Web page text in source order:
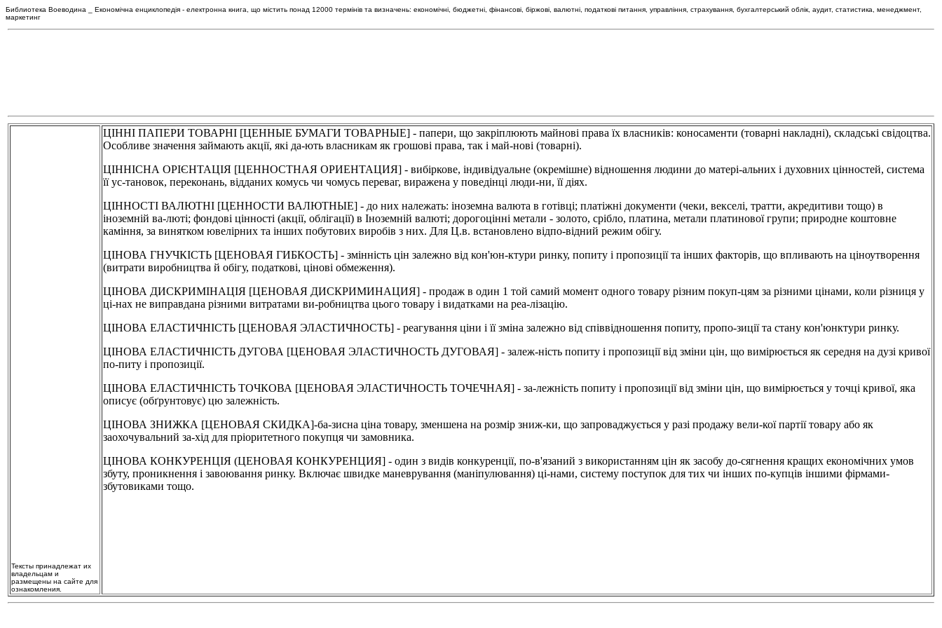
Библиотека Воеводина _ Економічна енциклопедія - електронна книга, що містить понад 12000 термінів та визначень: економічні, бюджетні, фінансові, біржові, валютні, податкові питання, управління, страхування, бухгалтерський облік, аудит, статистика, менеджмент,
маркетинг
Тексты принадлежат их
владельцам и
размещены на сайте для
ознакомления.
ЦІННІ ПАПЕРИ ТОВАРНІ [ЦЕННЫЕ БУМАГИ ТОВАРНЫЕ] - папери, що закріплюють майнові права їх власників: коносаменти (товарні накладні), складські свідоцтва.
Особливе значення займають акції, які да-ють власникам як грошові права, так і май-нові (товарні).
ЦІННІСНА ОРІЄНТАЦІЯ [ЦЕННОСТНАЯ ОРИЕНТАЦИЯ] - вибіркове, індивідуальне (окремішне) відношення людини до матері-альних і духовних цінностей, система
її ус-тановок, переконань, відданих комусь чи чомусь переваг, виражена у поведінці люди-ни, її діях.
ЦІННОСТІ ВАЛЮТНІ [ЦЕННОСТИ ВАЛЮТНЫЕ] - до них належать: іноземна валюта в готівці; платіжні документи (чеки, векселі, тратти, акредитиви тощо) в
іноземній ва-люті; фондові цінності (акції, облігації) в Іноземній валюті; дорогоцінні метали - золото, срібло, платина, метали платинової групи; природне коштовне
каміння, за винятком ювелірних та інших побутових виробів з них. Для Ц.в. встановлено відпо-відний режим обігу.
ЦІНОВА ГНУЧКІСТЬ [ЦЕНОВАЯ ГИБКОСТЬ] - змінність цін залежно від кон'юн-ктури ринку, попиту і пропозиції та інших факторів, що впливають на ціноутворення
(витрати виробництва й обігу, податкові, цінові обмеження).
ЦІНОВА ДИСКРИМІНАЦІЯ [ЦЕНОВАЯ ДИСКРИМИНАЦИЯ] - продаж в один 1 той самий момент одного товару різним покуп-цям за різними цінами, коли різниця у
ці-нах не виправдана різними витратами ви-робництва цього товару і видатками на реа-лізацію.
ЦІНОВА ЕЛАСТИЧНІСТЬ [ЦЕНОВАЯ ЭЛАСТИЧНОСТЬ] - реагування ціни і її зміна залежно від співвідношення попиту, пропо-зиції та стану кон'юнктури ринку.
ЦІНОВА ЕЛАСТИЧНІСТЬ ДУГОВА [ЦЕНОВАЯ ЭЛАСТИЧНОСТЬ ДУГОВАЯ] - залеж-ність попиту і пропозиції від зміни цін, що вимірюється як середня на дузі кривої
по-питу і пропозиції.
ЦІНОВА ЕЛАСТИЧНІСТЬ ТОЧКОВА [ЦЕНОВАЯ ЭЛАСТИЧНОСТЬ ТОЧЕЧНАЯ] - за-лежність попиту і пропозиції від зміни цін, що вимірюється у точці кривої, яка
описує (обґрунтовує) цю залежність.
ЦІНОВА ЗНИЖКА [ЦЕНОВАЯ СКИДКА]-ба-зисна ціна товару, зменшена на розмір зниж-ки, що запроваджується у разі продажу вели-кої партії товару або як
заохочувальний за-хід для пріоритетного покупця чи замовника.
ЦІНОВА КОНКУРЕНЦІЯ (ЦЕНОВАЯ КОНКУРЕНЦИЯ] - один з видів конкуренції, по-в'язаний з використанням цін як засобу до-сягнення кращих економічних умов
збуту, проникнення і завоювання ринку. Включає швидке маневрування (маніпулювання) ці-нами, систему поступок для тих чи інших по-купців іншими фірмами-
збутовиками тощо.